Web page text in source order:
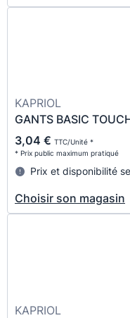
KAPRIOL
GANTS BASIC
3,04 € TTC/Unité *
* Prix public maximum pratiqué
Prix et disponibilité
Choisir son magasin
KAPRIOL